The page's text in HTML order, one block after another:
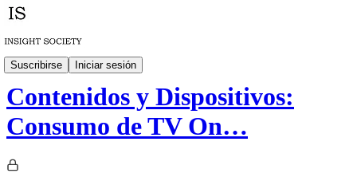
Suscribirse Iniciar sesión
Research
Contenidos y Dispositivos:
Consumo de TV On…